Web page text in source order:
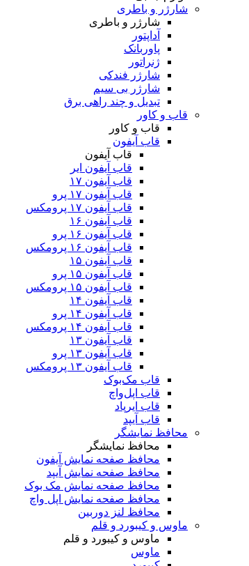
شارژر و باطری
شارژر و باطری
آداپتور
پاوربانک
ژنراتور
شارژر فندکی
شارژر بی سیم
تبدیل و چند راهی برق
قاب و کاور
قاب و کاور
قاب آیفون
قاب آیفون
قاب آیفون ایر
قاب آیفون ۱۷
قاب آیفون ۱۷ پرو
قاب آیفون ۱۷ پرومکس
قاب آیفون ۱۶
قاب آیفون ۱۶ پرو
قاب آیفون ۱۶ پرومکس
قاب آیفون ۱۵
قاب آیفون ۱۵ پرو
قاب آیفون ۱۵ پرومکس
قاب آیفون ۱۴
قاب آیفون ۱۴ پرو
قاب آیفون ۱۴ پرومکس
قاب آیفون ۱۳
قاب آیفون ۱۳ پرو
قاب آیفون ۱۳ پرومکس
قاب مک‌بوک
قاب اپل‌واچ
قاب ایرپاد
قاب آیپد
محافظ نمایشگر
محافظ نمایشگر
محافظ صفحه نمایش آیفون
محافظ صفحه نمایش آیپد
محافظ صفحه نمایش مک بوک
محافظ صفحه نمایش اپل واچ
محافظ لنز دوربین
ماوس و کیبورد و قلم
ماوس و کیبورد و قلم
ماوس